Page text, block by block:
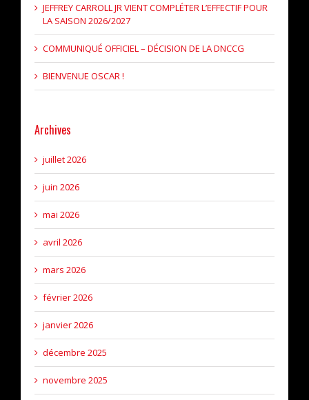
JEFFREY CARROLL JR VIENT COMPLÉTER L’EFFECTIF POUR
LA SAISON 2026/2027
COMMUNIQUÉ OFFICIEL – DÉCISION DE LA DNCCG
BIENVENUE OSCAR !
Archives
juillet 2026
juin 2026
mai 2026
avril 2026
mars 2026
février 2026
janvier 2026
décembre 2025
novembre 2025